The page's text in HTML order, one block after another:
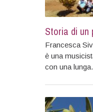
Storia di un
Francesca
è una
con una